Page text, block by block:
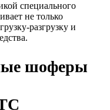
специального
не только
разгрузку и
шоферы